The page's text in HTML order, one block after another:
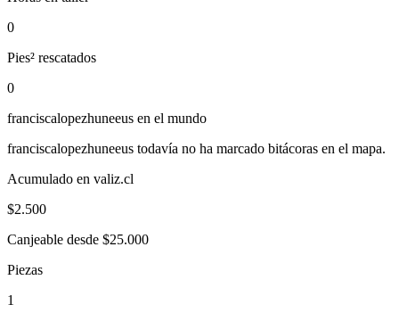
0
Pies² rescatados
0
franciscalopezhuneeus en el mundo
franciscalopezhuneeus todavía no ha marcado bitácoras en el mapa.
Acumulado en valiz.cl
$2.500
Canjeable desde $25.000
Piezas
1